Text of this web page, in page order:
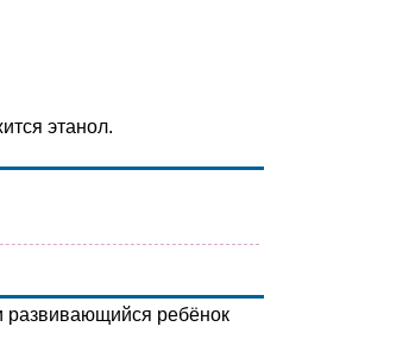
этанол.
развивающийся ребёнок